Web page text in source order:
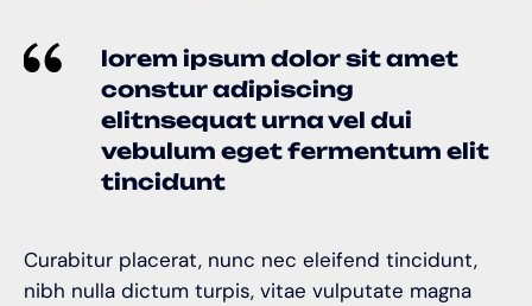
lorem ipsum dolor sit amet
constur adipiscing
elitnsequat urna vel dui
vebulum eget fermentum elit
tincidunt
Curabitur placerat, nunc nec eleifend tincidunt,
nibh nulla dictum turpis, vitae vulputate magna